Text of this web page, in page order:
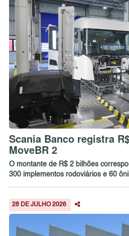
Scania Banco registra
MoveBR 2
O montante de R$ 2 bilhões
300 implementos rodoviários e 60
28 DE JULHO 2026